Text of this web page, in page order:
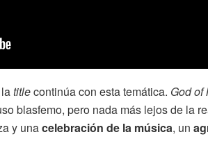
titlecontinúa con esta temática. God of
blasfemo, pero nada más lejos de la
y unacelebración de la música, un